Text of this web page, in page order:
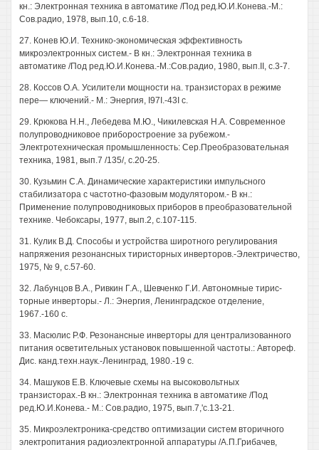
кн.: Электронная техника в автоматике /Под ред.Ю.И.Конева.-М.:
Сов.радио, 1978, вып.10, с.6-18.
27. Конев Ю.И. Технико-экономическая эффективность
микроэлектронных систем.- В кн.: Электронная техника в
автоматике /Под ред.Ю.И.Конева.-М.:Сов.радио, 1980, вып.II, с.3-7.
28. Коссов O.A. Усилители мощности на. транзисторах в режиме
пере— ключений.- М.: Энергия, I97I.-43I с.
29. Крюкова H.H., Лебедева М.Ю., Чикилевская H.A. Современное
полупроводниковое приборостроение за рубежом.-
Электротехническая промышленность: Сер.Преобразовательная
техника, 1981, вып.7 /135/, с.20-25.
30. Кузьмин С.А. Динамические характеристики импульсного
стабилизатора с частотно-фазовым модулятором.- В кн.:
Применение полупроводниковых приборов в преобразовательной
технике. Чебоксары, 1977, вып.2, с.107-115.
31. Кулик В.Д. Способы и устройства широтного регулирования
напряжения резонансных тиристорных инверторов.-Электричество,
1975, № 9, с.57-60.
32. Лабунцов В.А., Ривкин Г.А., Шевченко Г.И. Автономные тирис-
торные инверторы.- Л.: Энергия, Ленинградское отделение,
1967.-160 с.
33. Масюлис Р.Ф. Резонансные инверторы для централизованного
питания осветительных установок повышенной частоты.: Автореф.
Дис. канд.техн.наук.-Ленинград, 1980.-19 с.
34. Машуков Е.В. Ключевые схемы на высоковольтных
транзисторах.-В кн.: Электронная техника в автоматике /Под
ред.Ю.И.Конева.- М.: Сов.радио, 1975, вып.7,'с.13-21.
35. Микроэлектроника-средство оптимизации систем вторичного
электропитания радиоэлектронной аппаратуры /А.П.Грибачев,